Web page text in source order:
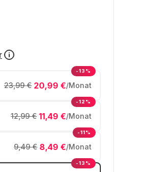
20,99 €/Monat
23,99 €
-13%
11,49 €/Monat
12,99 €
-12%
8,49 €/Monat
9,49 €
-11%
-13%